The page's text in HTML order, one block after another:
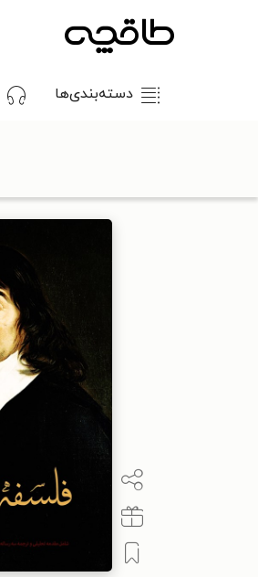
دسته‌بندی‌ها